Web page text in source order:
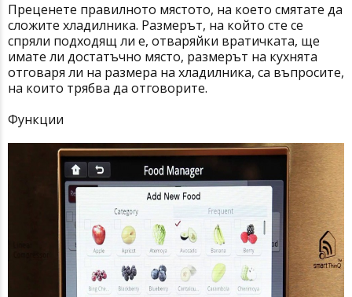
Преценете правилното мястото, на което смятате да
сложите хладилника. Размерът, на който сте се
спряли подходящ ли е, отваряйки вратичката, ще
имате ли достатъчно място, размерът на кухнята
отговаря ли на размера на хладилника, са въпросите,
на които трябва да отговорите.
Функции